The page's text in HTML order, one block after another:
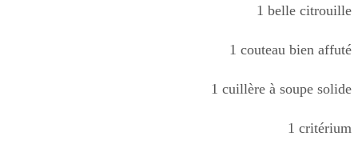
1 belle citrouille
1 couteau bien affuté
1 cuillère à soupe solide
1 critérium